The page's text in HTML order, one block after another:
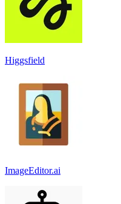
Higgsfield
ImageEditor.ai